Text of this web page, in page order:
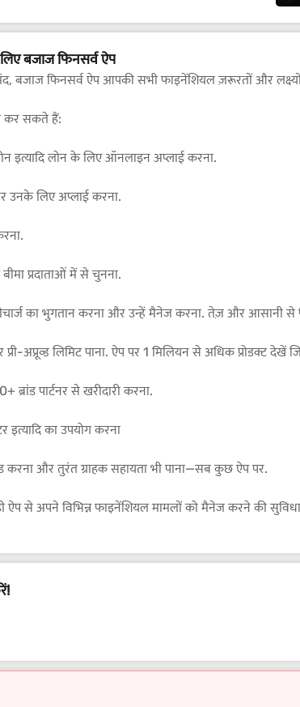
बजाज फिनसर्व ऐप
बजाज फिनसर्व ऐप आपकी सभी फाइनेंशियल ज़रूरतों और
कर सकते हैं:
इत्यादि लोन के लिए ऑनलाइन अप्लाई करना.
उनके लिए अप्लाई करना.
प्रदाताओं में से चुनना.
का भुगतान करना और उन्हें मैनेज करना. तेज़ और आसानी
लिमिट पाना. ऐप पर 1 मिलियन से अधिक प्रोडक्ट देखें
पार्टनर से खरीदारी करना.
का उपयोग करना
करना और तुरंत ग्राहक सहायता भी पाना—सब कुछ ऐप पर.
से अपने विभिन्न फाइनेंशियल मामलों को मैनेज करने की सुविधा